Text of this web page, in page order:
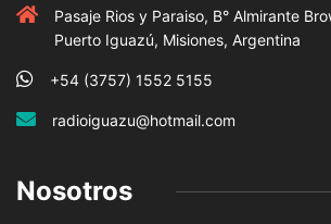
Pasaje Rios y Paraiso, B° Almirante
Puerto Iguazú, Misiones, Argentina
+54 (3757) 1552 5155
radioiguazu@hotmail.com
Nosotros